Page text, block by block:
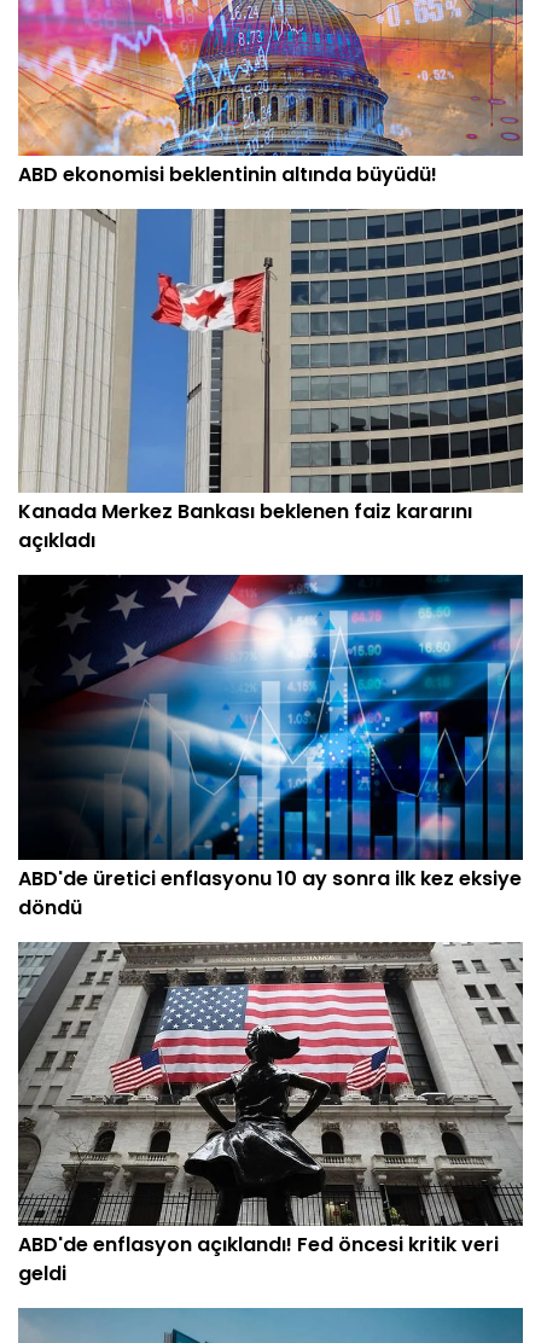
ABD ekonomisi beklentinin altında büyüdü!
Kanada Merkez Bankası beklenen faiz kararını
açıkladı
ABD'de üretici enflasyonu 10 ay sonra ilk kez eksiye
döndü
ABD'de enflasyon açıklandı! Fed öncesi kritik veri
geldi